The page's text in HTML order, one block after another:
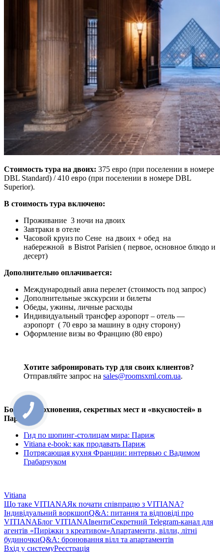
Стоимость тура на двоих: 375 евро (при поселении в номере
DBL Standard) / 410 евро (при поселении в номере DBL
Superior).
В стоимость тура включено:
Проживание 3 ночи на двоих
Завтраки в отеле
Часовой круиз по Сене на двоих + обед на
набережной в Bistrot Parisien ( первое, основное блюдо и
десерт)
Дополнительно оплачивается:
Международный авиа перелет (стоимость под запрос)
Дополнительные экскурсии и билеты
Обеды, ужины, личные расходы
Индивидуальный трансфер аэропорт – отель —
аэропорт ( 70 евро за машину в одну сторону)
Оформление визы во Францию (80 евро)
Хотите забронировать тур для своих клиентов?
Отправляйте запрос на sales@roomsxml.com.ua.
Больше вдохновения, секретных мест и «вкусностей» в
Париже:
Гид по шопинг-столицам мира: Париж
Vitiana e-book: как продавать Париж
Потрясающая кухня Франции: интервью с Вадимом
Грабарчуком
Vitiana
Що таке VITIANAЯк почати співпрацю з VITIANA?
Індивідуальний воркшопQ&A: питання та відповіді про
VITIANAБлог VITIANAІвентиСекретний Telegram-канал для
агентів «Пиріжки з креативом»Апартаменти, вілли, літні
будиночкиQ&A: бронювання вілл та апартаментів
Вхід у системуРеєстрація